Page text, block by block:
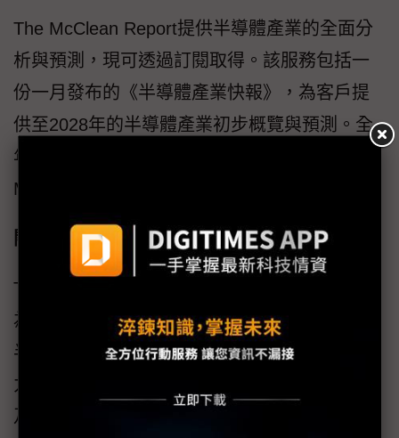
The McClean Report提供半導體產業的全面分
析與預測，現可透過訂閱取得。該服務包括一
份一月發布的《半導體產業快報》，為客戶提
供至2028年的半導體產業初步概覽與預測。全
年將持續提供月度更新。查看更多關於The
McClean Report的資訊。
關於TechInsights
TechInsights是半導體業界領先的資訊平台。作
為半導體產業的權威資訊平台，TechInsights是
半導體創新及相關市場領域值得信賴且具洞察
力的可操作情報來源。該平台致力於為決策者
及產業專業人士提供精準信息。